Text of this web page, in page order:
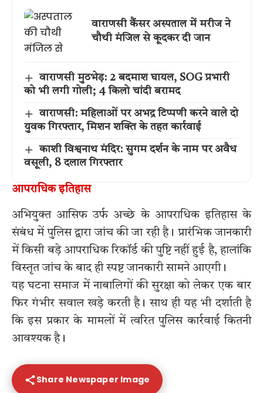
वाराणसी कैंसर अस्पताल में मरीज ने
चौथी मंजिल से कूदकर दी जान
वाराणसी मुठभेड़: 2 बदमाश घायल, SOG प्रभारी
को भी लगी गोली; 4 किलो चांदी बरामद
वाराणसी: महिलाओं पर अभद्र टिप्पणी करने वाले दो
युवक गिरफ्तार, मिशन शक्ति के तहत कार्रवाई
काशी विश्वनाथ मंदिर: सुगम दर्शन के नाम पर अवैध
वसूली, 8 दलाल गिरफ्तार
आपराधिक इतिहास
अभियुक्त आसिफ उर्फ अच्छे के आपराधिक इतिहास के
संबंध में पुलिस द्वारा जांच की जा रही है। प्रारंभिक जानकारी
में किसी बड़े आपराधिक रिकॉर्ड की पुष्टि नहीं हुई है, हालांकि
विस्तृत जांच के बाद ही स्पष्ट जानकारी सामने आएगी।
यह घटना समाज में नाबालिगों की सुरक्षा को लेकर एक बार
फिर गंभीर सवाल खड़े करती है। साथ ही यह भी दर्शाती है
कि इस प्रकार के मामलों में त्वरित पुलिस कार्रवाई कितनी
आवश्यक है।
Share Newspaper Image